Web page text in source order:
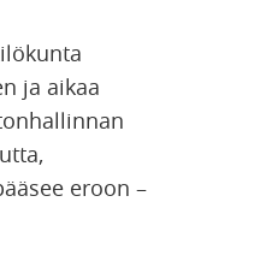
ja aikaa
eroon –